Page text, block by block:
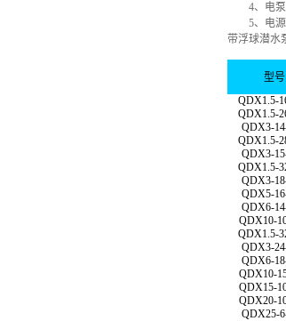
4、电泵应
5、电源频
带浮球潜水
型号
QDX1.5-
QDX1.5-
QDX3-
QDX1.5-
QDX3-
QDX1.5-
QDX3-
QDX5-
QDX6-
QDX10-
QDX1.5-
QDX3-
QDX6-
QDX10-
QDX15-
QDX20-
QDX25-